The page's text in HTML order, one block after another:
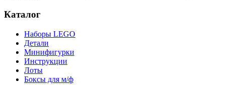
Каталог
Наборы LEGO
Детали
Минифигурки
Инструкции
Лоты
Боксы для м/ф